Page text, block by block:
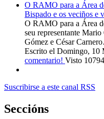
O RAMO para a Área
Bispado e os veciños e
O RAMO para a Área
seu representante
Gómez e César
Escrito el Domingo, 10
comentario! Visto
Suscribirse a este canal RSS
Seccións